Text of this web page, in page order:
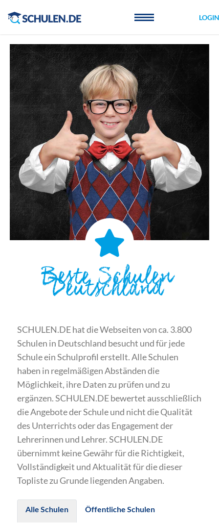
LOGIN
Beste Schulen
Deutschland
SCHULEN.DE hat die Webseiten von ca. 3.800
Schulen in Deutschland besucht und für jede
Schule ein Schulprofil erstellt. Alle Schulen
haben in regelmäßigen Abständen die
Möglichkeit, ihre Daten zu prüfen und zu
ergänzen. SCHULEN.DE bewertet ausschließlich
die Angebote der Schule und nicht die Qualität
des Unterrichts oder das Engagement der
Lehrerinnen und Lehrer. SCHULEN.DE
übernimmt keine Gewähr für die Richtigkeit,
Vollständigkeit und Aktualität für die dieser
Topliste zu Grunde liegenden Angaben.
Alle Schulen Öffentliche Schulen